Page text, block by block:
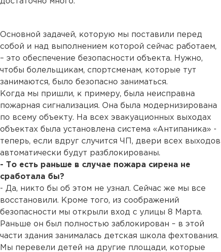
Основной задачей, которую мы поставили перед
собой и над выполнением которой сейчас работаем,
– это обеспечение безопасности объекта. Нужно,
чтобы болельщикам, спортсменам, которые тут
занимаются, было безопасно заниматься.
Когда мы пришли, к примеру, была неисправна
пожарная сигнализация. Она была модернизирована
по всему объекту. На всех эвакуационных выходах
объектах была установлена система «Антипаника» -
теперь, если вдруг случится ЧП, двери всех выходов
автоматически будут разблокированы.
- То есть раньше в случае пожара сирена не
сработала бы?
- Да, никто бы об этом не узнал. Сейчас же мы все
восстановили. Кроме того, из соображений
безопасности мы открыли вход с улицы 8 Марта.
Раньше он был полностью заблокирован – в этой
части здания занималась детская школа фехтования.
Мы перевели детей на другие площади, которые